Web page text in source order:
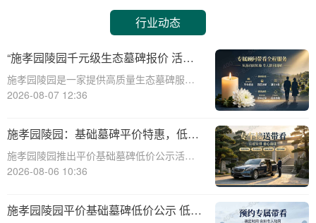
行业动态
“施孝园陵园千元级生态墓碑报价 活动
期免费更换碑面石材 优惠福利详解析”
施孝园陵园是一家提供高质量生态墓碑服务
的知名陵园，其推出的千元级生态墓碑报价
活动的优惠福利，帮助消费者更好地了解和
选择。施孝园陵园的生态墓碑采用环保材
料，符合现代
2026-08-07 12:36
施孝园陵园：基础墓碑平价特惠，低预
算家庭专属优惠详解
施孝园陵园推出平价基础墓碑低价公示活
动，为低预算家庭提供专属优惠，帮助您在
济实惠且美观的墓碑。☎ 施孝园陵园电
话:400-838-5063平价基础墓碑的特点：
2026-08-06 10:36
施孝园陵园平价基础墓碑低价公示 低预